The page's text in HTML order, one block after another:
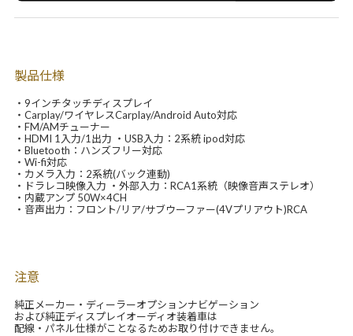
製品仕様
・9インチタッチディスプレイ
・Carplay/ワイヤレスCarplay/Android Auto対応
・FM/AMチューナー
・HDMI 1入力/1出力 ・USB入力：2系統 ipod対応
・Bluetooth：ハンズフリー対応
・Wi-fi対応
・カメラ入力：2系統(バック連動)
・ドラレコ映像入力 ・外部入力：RCA1系統（映像音声ステレオ）
・内蔵アンプ 50W×4CH
・音声出力：フロント/リア/サブウーファー(4Vプリアウト)RCA
注意
純正メーカー・ディーラーオプションナビゲーション
および純正ディスプレイオーディオ装着車は
配線・パネル仕様がことなるためお取り付けできません。